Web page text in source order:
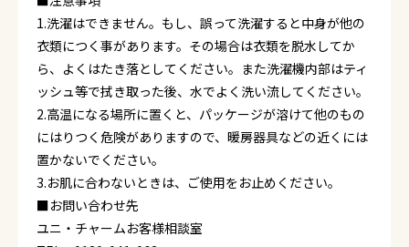
1.洗濯はできません。もし、誤って洗濯すると中身が他の
衣類につく事があります。その場合は衣類を脱水してか
ら、よくはたき落としてください。また洗濯機内部はティ
ッシュ等で拭き取った後、水でよく洗い流してください。
2.高温になる場所に置くと、パッケージが溶けて他のもの
にはりつく危険がありますので、暖房器具などの近くには
置かないでください。
3.お肌に合わないときは、ご使用をお止めください。
■お問い合わせ先
ユニ・チャームお客様相談室